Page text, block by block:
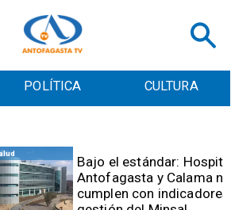
POLÍTICA CULTURA
Bajo el estándar: Hospitales de
Antofagasta y Calama no
cumplen con indicadores de